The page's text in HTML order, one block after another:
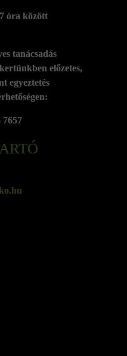
óra között
tanácsadás
előzetes,
egyeztetés
7657